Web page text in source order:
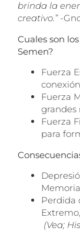
brinda la
creativo.”-
Cuales son
Semen?
Fuerza
Fuerza
grandes
Fuerza
para
Perdida
(Vea;